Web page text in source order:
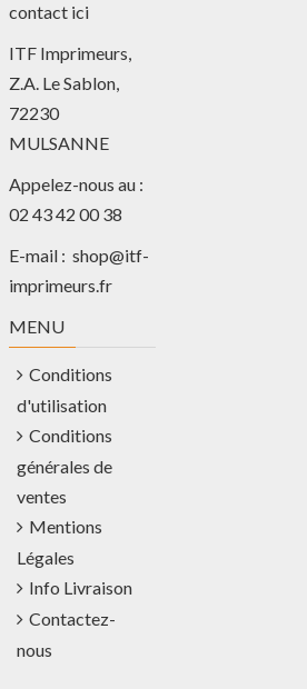
contact ici
ITF Imprimeurs,
Z.A. Le Sablon,
72230
MULSANNE
Appelez-nous au :
02 43 42 00 38
E-mail : shop@itf-
imprimeurs.fr
MENU
Conditions
d'utilisation
Conditions
générales de
ventes
Mentions
Légales
Info Livraison
Contactez-
nous